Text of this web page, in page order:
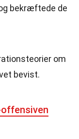
bekræftede de
om
bevist.
offensiven